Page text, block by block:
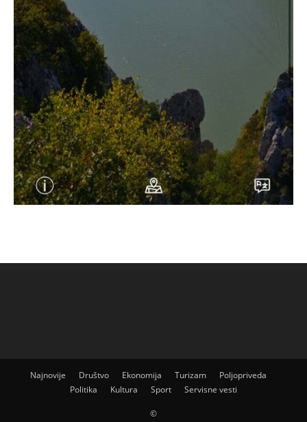
Najnovije Društvo Ekonomija Turizam
Poljopriveda
Politika
Kultura Sport Servisne vesti
©